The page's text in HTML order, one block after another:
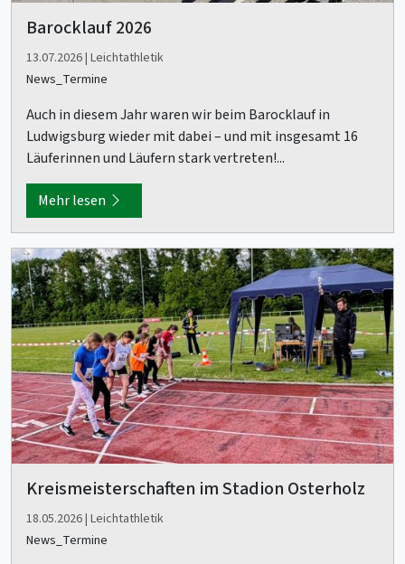
Barocklauf 2026
13.07.2026 | Leichtathletik
News_Termine
Auch in diesem Jahr waren wir beim Barocklauf in
Ludwigsburg wieder mit dabei – und mit insgesamt 16
Läuferinnen und Läufern stark vertreten!...
Mehr lesen
Kreismeisterschaften im Stadion Osterholz
18.05.2026 | Leichtathletik
News_Termine